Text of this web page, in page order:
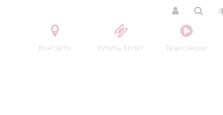
Контакты Купить билет Трансляции